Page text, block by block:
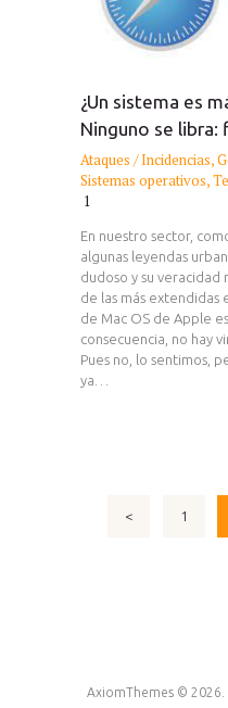
¿Un sistema es
Ninguno se libra:
Ataques / Incidencias,
Sistemas operativos,
1
En nuestro sector,
algunas leyendas
dudoso y su veracidad
de las más extendidas
de Mac OS de Apple
consecuencia, no hay
Pues no, lo sentimos,
ya…
Navegación
< PAGE
1
AxiomThemes ©